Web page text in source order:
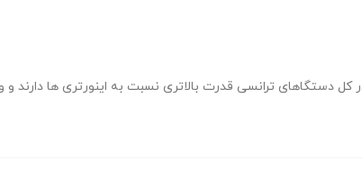
دستگاهای ترانسی قدرت بالاتری نسبت به اینورتری ها دارند